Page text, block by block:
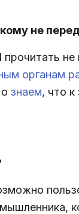
не
органам
знаем, что